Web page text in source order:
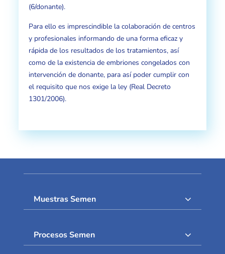
(6/donante).
Para ello es imprescindible la colaboración de centros
y profesionales informando de una forma eficaz y
rápida de los resultados de los tratamientos, así
como de la existencia de embriones congelados con
intervención de donante, para así poder cumplir con
el requisito que nos exige la ley (Real Decreto
1301/2006).
Muestras Semen
Procesos Semen